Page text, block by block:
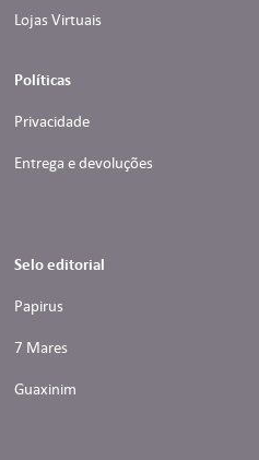
Lojas Virtuais
Políticas
Privacidade
Entrega e devoluções
Selo editorial
Papirus
7 Mares
Guaxinim